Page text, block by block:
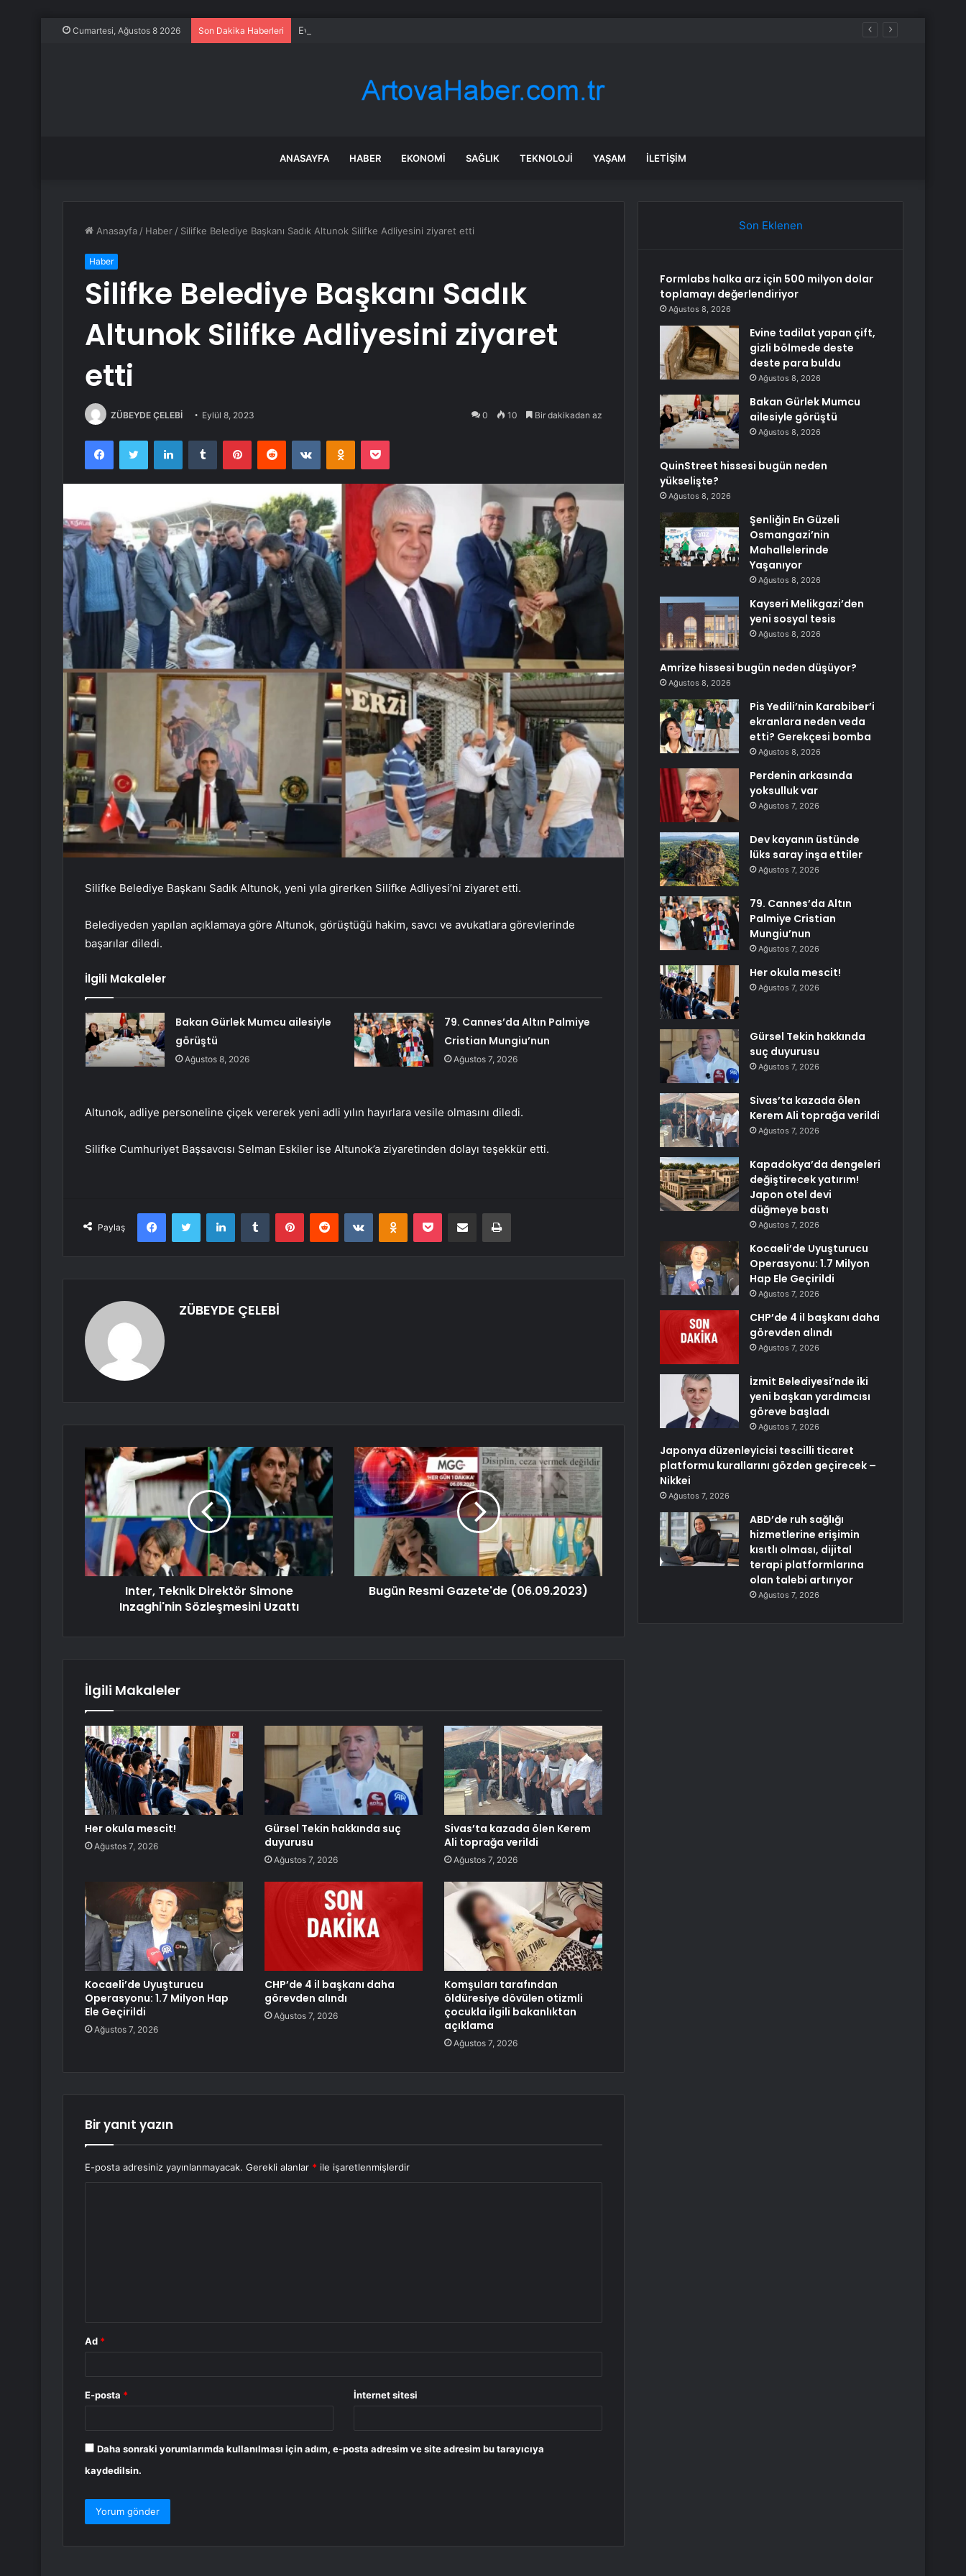
Cumartesi, Ağustos 8 2026 Son Dakika Haberleri Evine tadilat yapan çift, gizli bölmede deste deste para buldu
ANASAYFA HABER EKONOMI SAĞLIK TEKNOLOJI YAŞAM İLETIŞIM
Anasayfa / Haber / Silifke Belediye Başkanı Sadık Altunok Silifke Adliyesini ziyaret etti
Haber
Silifke Belediye Başkanı Sadık
Altunok Silifke Adliyesini ziyaret
etti
ZÜBEYDE ÇELEBİ Eylül 8, 2023 0 10 Bir dakikadan az
FacebookTwitter LinkedInTumblr PinterestReddit VKontakteOdnoklassniki
Pocket
Silifke Belediye Başkanı Sadık Altunok, yeni yıla girerken Silifke Adliyesi’ni ziyaret etti.
Belediyeden yapılan açıklamaya göre Altunok, görüştüğü hakim, savcı ve avukatlara görevlerinde
başarılar diledi.
İlgili Makaleler
Bakan Gürlek Mumcu ailesiyle
görüştü
Ağustos 8, 2026
79. Cannes’da Altın Palmiye
Cristian Mungiu’nun
Ağustos 7, 2026
Altunok, adliye personeline çiçek vererek yeni adli yılın hayırlara vesile olmasını diledi.
Silifke Cumhuriyet Başsavcısı Selman Eskiler ise Altunok’a ziyaretinden dolayı teşekkür etti.
Paylaş
FacebookTwitter LinkedInTumblr PinterestReddit VKontakteOdnoklassniki
Pocket E-Posta ile paylaş Yazdır
ZÜBEYDE ÇELEBİ
Inter, Teknik Direktör Simone
Inzaghi'nin Sözleşmesini Uzattı
Bugün Resmi Gazete'de (06.09.2023)
İlgili Makaleler
Her okula mescit!
Ağustos 7, 2026
Gürsel Tekin hakkında suç
duyurusu
Ağustos 7, 2026
Sivas’ta kazada ölen Kerem
Ali toprağa verildi
Ağustos 7, 2026
Kocaeli’de Uyuşturucu
Operasyonu: 1.7 Milyon Hap
Ele Geçirildi
Ağustos 7, 2026
CHP’de 4 il başkanı daha
görevden alındı
Ağustos 7, 2026
Komşuları tarafından
öldüresiye dövülen otizmli
çocukla ilgili bakanlıktan
açıklama
Ağustos 7, 2026
Bir yanıt yazın
E-posta adresiniz yayınlanmayacak. Gerekli alanlar * ile işaretlenmişlerdir
Ad *
E-posta * İnternet sitesi
Daha sonraki yorumlarımda kullanılması için adım, e-posta adresim ve site adresim bu tarayıcıya
kaydedilsin.
Son Eklenen
Formlabs halka arz için 500 milyon dolar
toplamayı değerlendiriyor
Ağustos 8, 2026
Evine tadilat yapan çift,
gizli bölmede deste
deste para buldu
Ağustos 8, 2026
Bakan Gürlek Mumcu
ailesiyle görüştü
Ağustos 8, 2026
QuinStreet hissesi bugün neden
yükselişte?
Ağustos 8, 2026
Şenliğin En Güzeli
Osmangazi’nin
Mahallelerinde
Yaşanıyor
Ağustos 8, 2026
Kayseri Melikgazi’den
yeni sosyal tesis
Ağustos 8, 2026
Amrize hissesi bugün neden düşüyor?
Ağustos 8, 2026
Pis Yedili’nin Karabiber’i
ekranlara neden veda
etti? Gerekçesi bomba
Ağustos 8, 2026
Perdenin arkasında
yoksulluk var
Ağustos 7, 2026
Dev kayanın üstünde
lüks saray inşa ettiler
Ağustos 7, 2026
79. Cannes’da Altın
Palmiye Cristian
Mungiu’nun
Ağustos 7, 2026
Her okula mescit!
Ağustos 7, 2026
Gürsel Tekin hakkında
suç duyurusu
Ağustos 7, 2026
Sivas’ta kazada ölen
Kerem Ali toprağa verildi
Ağustos 7, 2026
Kapadokya’da dengeleri
değiştirecek yatırım!
Japon otel devi
düğmeye bastı
Ağustos 7, 2026
Kocaeli’de Uyuşturucu
Operasyonu: 1.7 Milyon
Hap Ele Geçirildi
Ağustos 7, 2026
CHP’de 4 il başkanı daha
görevden alındı
Ağustos 7, 2026
İzmit Belediyesi’nde iki
yeni başkan yardımcısı
göreve başladı
Ağustos 7, 2026
Japonya düzenleyicisi tescilli ticaret
platformu kurallarını gözden geçirecek –
Nikkei
Ağustos 7, 2026
ABD’de ruh sağlığı
hizmetlerine erişimin
kısıtlı olması, dijital
terapi platformlarına
olan talebi artırıyor
Ağustos 7, 2026